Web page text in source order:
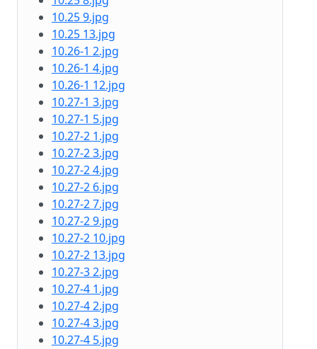
10.25 9.jpg
10.25 13.jpg
10.26-1 2.jpg
10.26-1 4.jpg
10.26-1 12.jpg
10.27-1 3.jpg
10.27-1 5.jpg
10.27-2 1.jpg
10.27-2 3.jpg
10.27-2 4.jpg
10.27-2 6.jpg
10.27-2 7.jpg
10.27-2 9.jpg
10.27-2 10.jpg
10.27-2 13.jpg
10.27-3 2.jpg
10.27-4 1.jpg
10.27-4 2.jpg
10.27-4 3.jpg
10.27-4 5.jpg